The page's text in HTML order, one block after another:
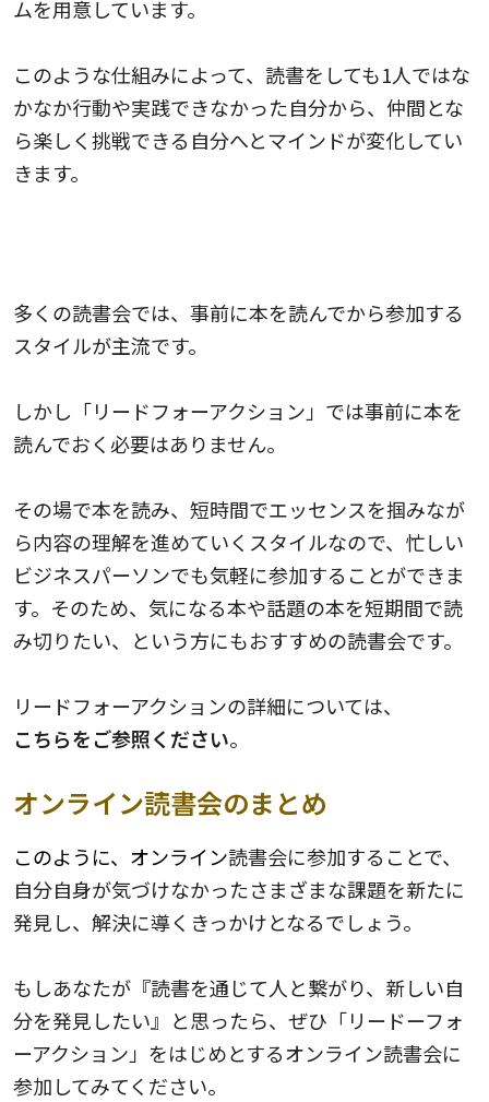
ムを用意しています。
このような仕組みによって、読書をしても1人ではな
かなか行動や実践できなかった自分から、仲間とな
ら楽しく挑戦できる自分へとマインドが変化してい
きます。
多くの読書会では、事前に本を読んでから参加する
スタイルが主流です。
しかし「リードフォーアクション」では事前に本を
読んでおく必要はありません。
その場で本を読み、短時間でエッセンスを掴みなが
ら内容の理解を進めていくスタイルなので、忙しい
ビジネスパーソンでも気軽に参加することができま
す。そのため、気になる本や話題の本を短期間で読
み切りたい、という方にもおすすめの読書会です。
リードフォーアクションの詳細については、
こちらをご参照ください。
オンライン読書会のまとめ
このように、オンライン読書会に参加することで、
自分自身が気づけなかったさまざまな課題を新たに
発見し、解決に導くきっかけとなるでしょう。
もしあなたが『読書を通じて人と繋がり、新しい自
分を発見したい』と思ったら、ぜひ「リードーフォ
ーアクション」をはじめとするオンライン読書会に
参加してみてください。